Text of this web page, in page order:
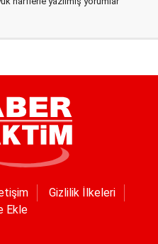
Gizlilik İlkeleri
Ekle